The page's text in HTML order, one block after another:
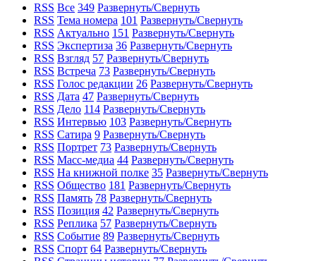
RSS Все 349 Развернуть/Свернуть
RSS Тема номера 101 Развернуть/Свернуть
RSS Актуально 151 Развернуть/Свернуть
RSS Экспертиза 36 Развернуть/Свернуть
RSS Взгляд 57 Развернуть/Свернуть
RSS Встреча 73 Развернуть/Свернуть
RSS Голос редакции 26 Развернуть/Свернуть
RSS Дата 47 Развернуть/Свернуть
RSS Дело 114 Развернуть/Свернуть
RSS Интервью 103 Развернуть/Свернуть
RSS Сатира 9 Развернуть/Свернуть
RSS Портрет 73 Развернуть/Свернуть
RSS Масс-медиа 44 Развернуть/Свернуть
RSS На книжной полке 35 Развернуть/Свернуть
RSS Общество 181 Развернуть/Свернуть
RSS Память 78 Развернуть/Свернуть
RSS Позиция 42 Развернуть/Свернуть
RSS Реплика 57 Развернуть/Свернуть
RSS Событие 89 Развернуть/Свернуть
RSS Спорт 64 Развернуть/Свернуть